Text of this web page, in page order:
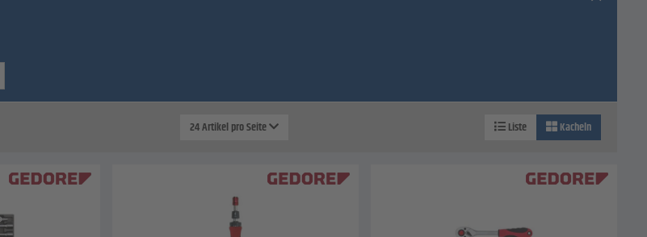
24 Artikel pro Seite Liste Kacheln